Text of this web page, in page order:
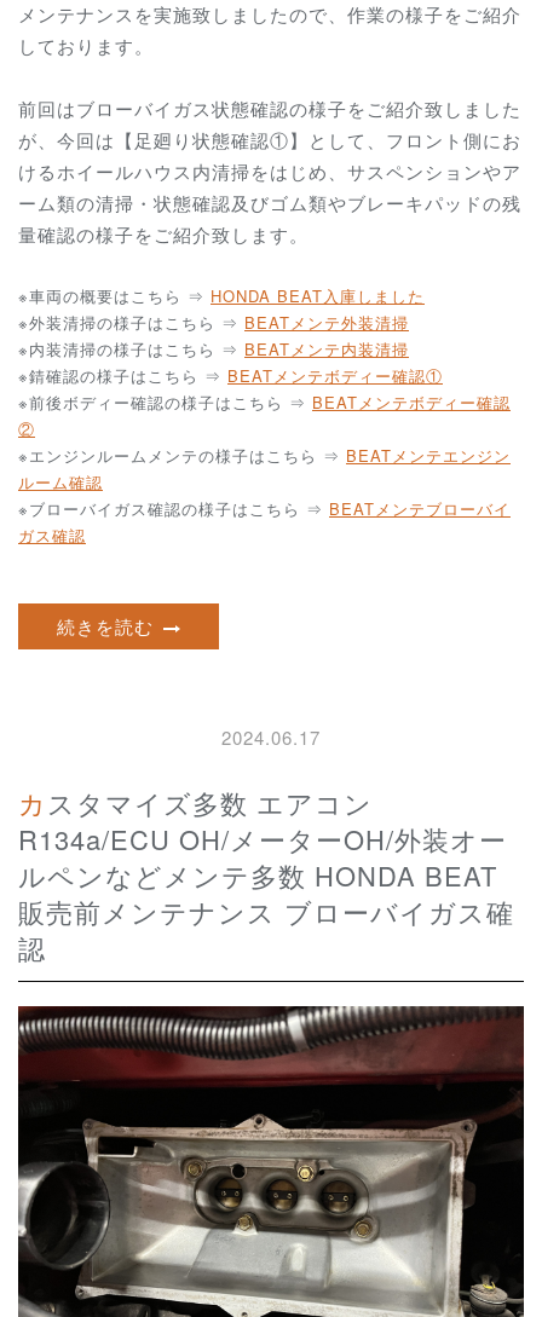
メンテナンスを実施致しましたので、作業の様子をご紹介
しております。
前回はブローバイガス状態確認の様子をご紹介致しました
が、今回は【足廻り状態確認①】として、フロント側にお
けるホイールハウス内清掃をはじめ、サスペンションやア
ーム類の清掃・状態確認及びゴム類やブレーキパッドの残
量確認の様子をご紹介致します。
※車両の概要はこちら ⇒ HONDA BEAT入庫しました
※外装清掃の様子はこちら ⇒ BEATメンテ外装清掃
※内装清掃の様子はこちら ⇒ BEATメンテ内装清掃
※錆確認の様子はこちら ⇒ BEATメンテボディー確認①
※前後ボディー確認の様子はこちら ⇒ BEATメンテボディー確認
②
※エンジンルームメンテの様子はこちら ⇒ BEATメンテエンジン
ルーム確認
※ブローバイガス確認の様子はこちら ⇒ BEATメンテブローバイ
ガス確認
続きを読む
2024.06.17
カスタマイズ多数 エアコン
R134a/ECU OH/メーターOH/外装オー
ルペンなどメンテ多数 HONDA BEAT
販売前メンテナンス ブローバイガス確
認